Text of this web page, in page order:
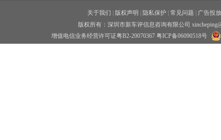
关于我们 版权声明 隐私保护 常见问题
广告投放
版权所有：深圳市新车评信息咨询有限公司
增值电信业务经营许可证粤B2-20070367 粤ICP备06090518号